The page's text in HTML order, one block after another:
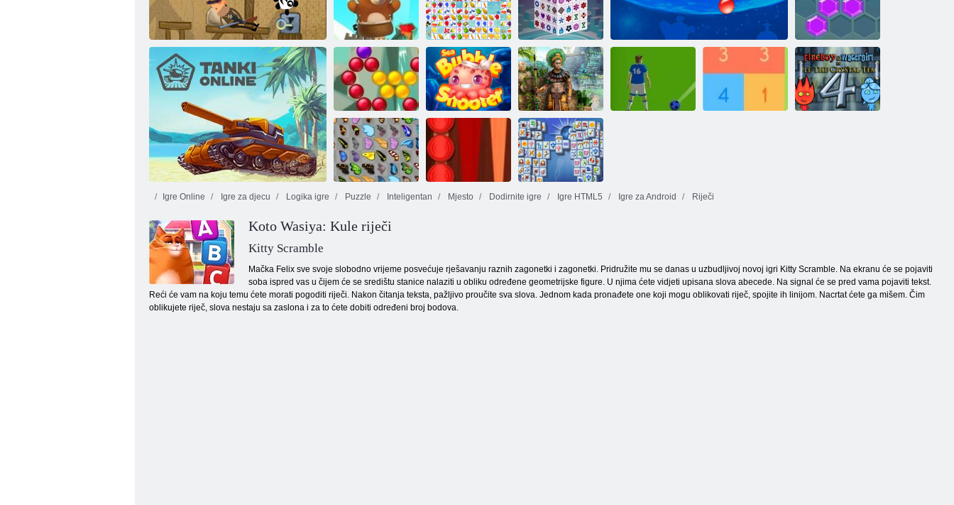
3 Pande
Puža bob 5
ljubavna priča
Bob The Robber
2
Izrežite konop Pridružiti
Bubble Shooter:
Infinity
Voćno
povezivanje
Tanki online
Mahjong
Dimensions
Hex
Saga za pucač s
mjehurićima
Pomorski
strelica na
Blago
Montezuma 2
Leptir kyodai
Igre Online Igre za djecu Logika igre Puzzle Inteligentan Mjesto Dodirnite igre Igre HTML5 Igre za Android Riječi
Koto Wasiya: Kule riječi
Kitty Scramble
Mačka Felix sve svoje slobodno vrijeme posvećuje rješavanju raznih zagonetki i zagonetki. Pridružite mu se danas u uzbudljivoj novoj igri Kitty Scramble. Na ekranu će se pojaviti
soba ispred vas u čijem će se središtu stanice nalaziti u obliku određene geometrijske figure. U njima ćete vidjeti upisana slova abecede. Na signal će se pred vama pojaviti tekst.
Reći će vam na koju temu ćete morati pogoditi riječi. Nakon čitanja teksta, pažljivo proučite sva slova. Jednom kada pronađete one koji mogu oblikovati riječ, spojite ih linijom. Nacrtat ćete ga mišem. Čim
oblikujete riječ, slova nestaju sa zaslona i za to ćete dobiti određeni broj bodova.